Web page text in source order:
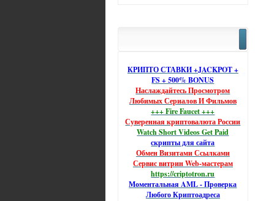
КРИПТО СТАВКИ +JACKPOT +
FS + 500% BONUS
Наслаждайтесь Просмотром
Любимых Сериалов И Фильмов
+++ Fire Faucet +++
Суверенная криптовалюта России
Watch Short Videos Get Paid
скрипты для сайта
Обмен Визитами Ссылками
Сервис витрин Web-мастерам
https://criptotron.ru
Моментальная AML - Проверка
Любого Криптоадреса